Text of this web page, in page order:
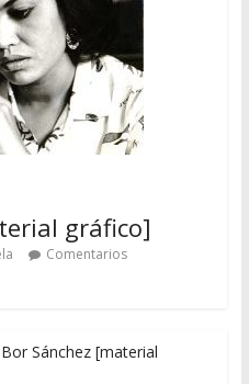
gráfico]
Comentarios
Sánchez [material